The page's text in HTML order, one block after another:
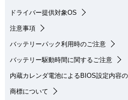
ドライバー提供対象OS
注意事項
バッテリーパック利用時のご注意
バッテリー駆動時間に関するご注意
内蔵カレンダ電池によるBIOS設定内容
商標について